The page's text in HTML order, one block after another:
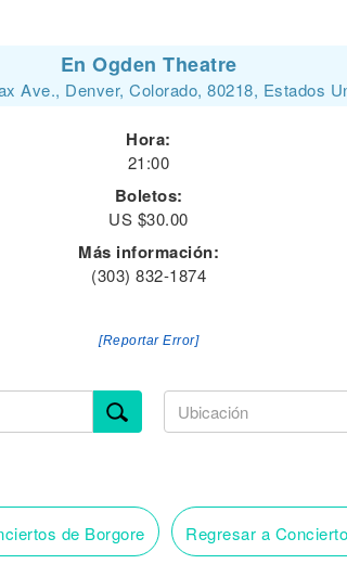
En Ogden Theatre
Ave., Denver, Colorado, 80218, Estados
Hora:
21:00
Boletos:
US $30.00
Más información:
(303) 832-1874
[Reportar Error]
de Borgore Regresar a